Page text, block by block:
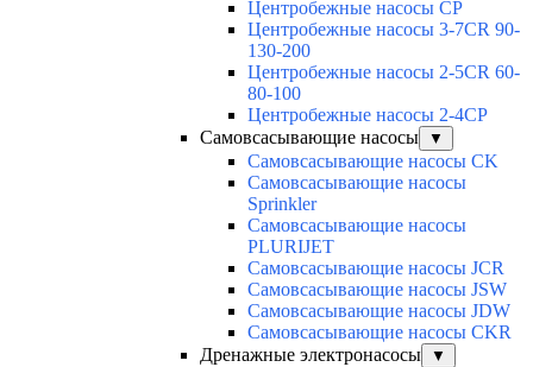
Центробежные насосы CP
Центробежные насосы 3-7CR 90-
130-200
Центробежные насосы 2-5CR 60-
80-100
Центробежные насосы 2-4CP
Самовсасывающие насосы
▼
Самовсасывающие насосы CK
Самовсасывающие насосы
Sprinkler
Самовсасывающие насосы
PLURIJET
Самовсасывающие насосы JCR
Самовсасывающие насосы JSW
Самовсасывающие насосы JDW
Самовсасывающие насосы CKR
Дренажные электронасосы
▼